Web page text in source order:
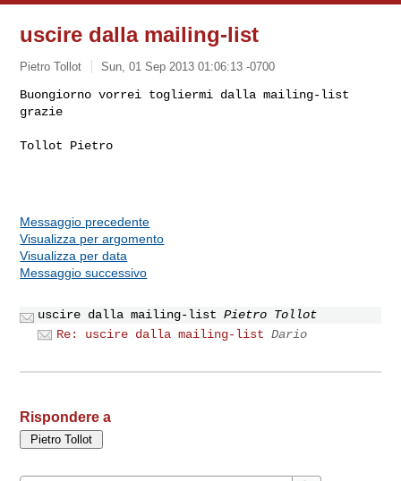
uscire dalla mailing-list
Pietro Tollot Sun, 01 Sep 2013 01:06:13 -0700
Buongiorno vorrei togliermi dalla mailing-list
Tollot Pietro
Messaggio precedente
Visualizza per argomento
Visualizza per data
Messaggio successivo
uscire dalla mailing-list Pietro Tollot
Re: uscire dalla mailing-list Dario
Rispondere a